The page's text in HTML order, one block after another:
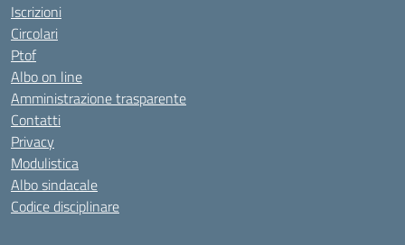
Iscrizioni
Circolari
Ptof
Albo on line
Amministrazione trasparente
Contatti
Privacy
Modulistica
Albo sindacale
Codice disciplinare